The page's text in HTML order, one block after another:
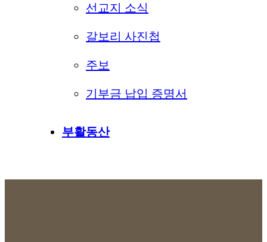
선교지 소식
갈보리 사진첩
주보
기부금 납입 증명서
부활동산